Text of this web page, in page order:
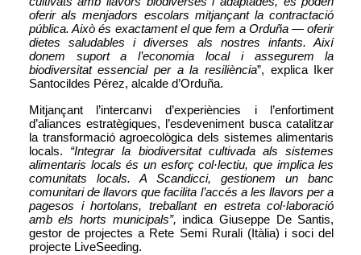
oferir als menjadors escolars mitjançant la contractació
pública. Això és exactament el que fem a Orduña — oferir
dietes saludables i diverses als nostres infants. Així
donem suport a l’economia local i assegurem la
biodiversitat essencial per a la resiliència”, explica Iker
Santocildes Pérez, alcalde d’Orduña.
Mitjançant l’intercanvi d’experiències i l’enfortiment
d’aliances estratègiques, l’esdeveniment busca catalitzar
la transformació agroecològica dels sistemes alimentaris
locals. “Integrar la biodiversitat cultivada als sistemes
alimentaris locals és un esforç col·lectiu, que implica les
comunitats locals. A Scandicci, gestionem un banc
comunitari de llavors que facilita l’accés a les llavors per a
pagesos i hortolans, treballant en estreta col·laboració
amb els horts municipals”, indica Giuseppe De Santis,
gestor de projectes a Rete Semi Rurali (Itàlia) i soci del
projecte LiveSeeding.